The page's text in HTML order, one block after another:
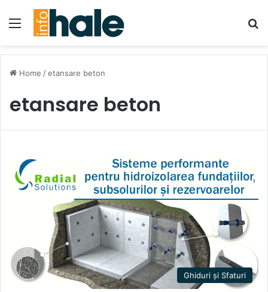
Menu
Home /etansare beton
etansare beton
Ghiduri și Sfaturi